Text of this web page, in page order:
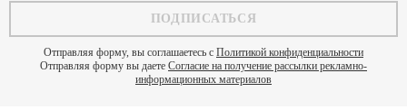
Отправляя форму, вы соглашаетесь с Политикой конфиденциальности
Отправляя форму вы даете Согласие на получение рассылки рекламно-
информационных материалов